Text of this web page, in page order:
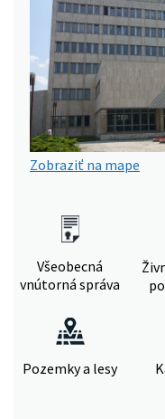
Zobraziť na mape
Všeobecná
vnútorná správa
Pozemky a lesy